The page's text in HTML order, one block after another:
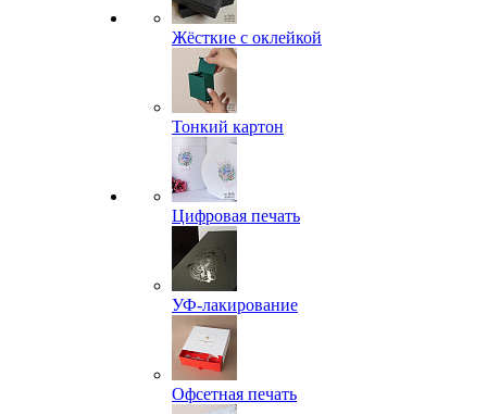
Жёсткие с оклейкой
Тонкий картон
Цифровая печать
УФ-лакирование
Офсетная печать